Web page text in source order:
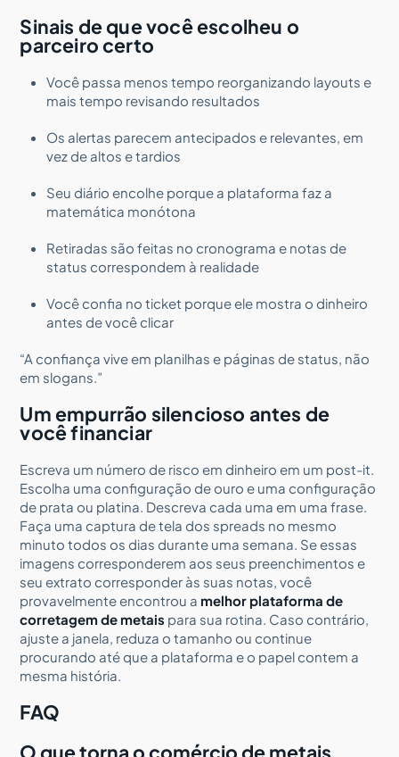
Sinais de que você escolheu o
parceiro certo
Você passa menos tempo reorganizando layouts e
mais tempo revisando resultados
Os alertas parecem antecipados e relevantes, em
vez de altos e tardios
Seu diário encolhe porque a plataforma faz a
matemática monótona
Retiradas são feitas no cronograma e notas de
status correspondem à realidade
Você confia no ticket porque ele mostra o dinheiro
antes de você clicar
“A confiança vive em planilhas e páginas de status, não
em slogans.”
Um empurrão silencioso antes de
você financiar
Escreva um número de risco em dinheiro em um post-it.
Escolha uma configuração de ouro e uma configuração
de prata ou platina. Descreva cada uma em uma frase.
Faça uma captura de tela dos spreads no mesmo
minuto todos os dias durante uma semana. Se essas
imagens corresponderem aos seus preenchimentos e
seu extrato corresponder às suas notas, você
provavelmente encontrou a melhor plataforma de
corretagem de metais para sua rotina. Caso contrário,
ajuste a janela, reduza o tamanho ou continue
procurando até que a plataforma e o papel contem a
mesma história.
FAQ